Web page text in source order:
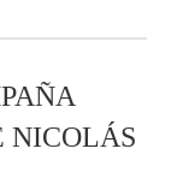
NICOLÁS